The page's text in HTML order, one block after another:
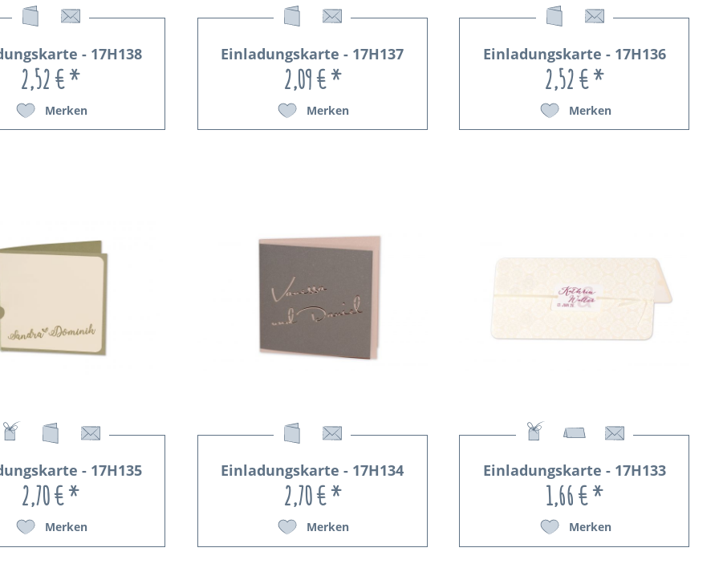
- 17H138
2,52 € *
Merken
Einladungskarte - 17H137
2,09 € *
Merken
Einladungskarte - 17H136
2,52 € *
Merken
- 17H135
2,70 € *
Merken
Einladungskarte - 17H134
2,70 € *
Merken
Einladungskarte - 17H133
1,66 € *
Merken